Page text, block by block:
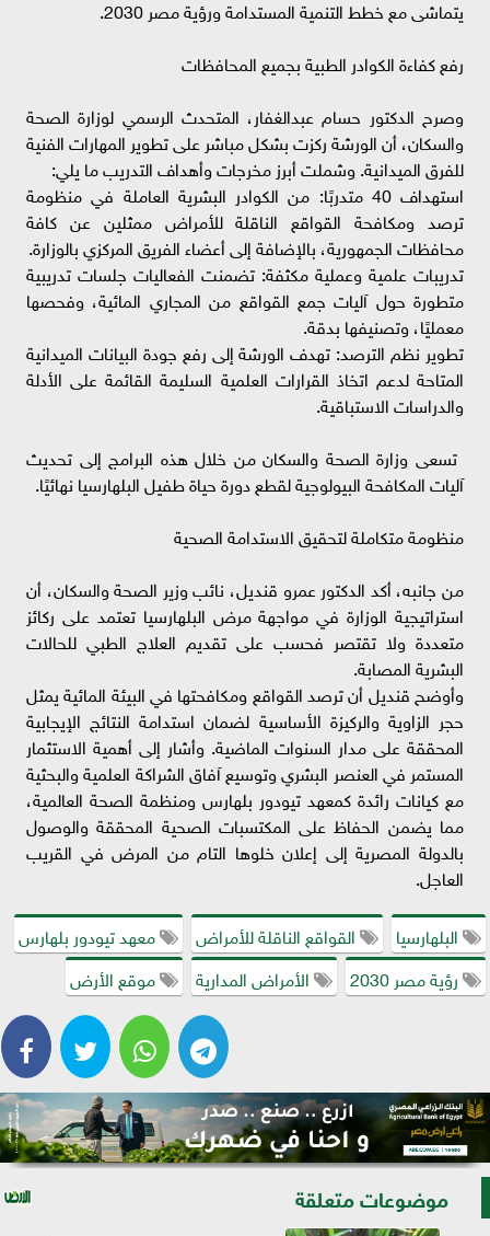
يتماشى مع خطط التنمية المستدامة ورؤية مصر 2030.
​رفع كفاءة الكوادر الطبية بجميع المحافظات
​وصرح الدكتور حسام عبدالغفار، المتحدث الرسمي لوزارة الصحة
والسكان، أن الورشة ركزت بشكل مباشر على تطوير المهارات الفنية
للفرق الميدانية. وشملت أبرز مخرجات وأهداف التدريب ما يلي:
​استهداف 40 متدربًا: من الكوادر البشرية العاملة في منظومة
ترصد ومكافحة القواقع الناقلة للأمراض ممثلين عن كافة
محافظات الجمهورية، بالإضافة إلى أعضاء الفريق المركزي بالوزارة.
​تدريبات علمية وعملية مكثفة: تضمنت الفعاليات جلسات تدريبية
متطورة حول آليات جمع القواقع من المجاري المائية، وفحصها
معمليًا، وتصنيفها بدقة.
​تطوير نظم الترصد: تهدف الورشة إلى رفع جودة البيانات الميدانية
المتاحة لدعم اتخاذ القرارات العلمية السليمة القائمة على الأدلة
والدراسات الاستباقية.
​ تسعى وزارة الصحة والسكان من خلال هذه البرامج إلى تحديث
آليات المكافحة البيولوجية لقطع دورة حياة طفيل البلهارسيا نهائيًا.
​منظومة متكاملة لتحقيق الاستدامة الصحية
​من جانبه، أكد الدكتور عمرو قنديل، نائب وزير الصحة والسكان، أن
استراتيجية الوزارة في مواجهة مرض البلهارسيا تعتمد على ركائز
متعددة ولا تقتصر فحسب على تقديم العلاج الطبي للحالات
البشرية المصابة.
​وأوضح قنديل أن ترصد القواقع ومكافحتها في البيئة المائية يمثل
حجر الزاوية والركيزة الأساسية لضمان استدامة النتائج الإيجابية
المحققة على مدار السنوات الماضية. وأشار إلى أهمية الاستثمار
المستمر في العنصر البشري وتوسيع آفاق الشراكة العلمية والبحثية
مع كيانات رائدة كمعهد تيودور بلهارس ومنظمة الصحة العالمية،
مما يضمن الحفاظ على المكتسبات الصحية المحققة والوصول
بالدولة المصرية إلى إعلان خلوها التام من المرض في القريب
العاجل.
البلهارسيا
القواقع الناقلة للأمراض
معهد تيودور بلهارس
رؤية مصر 2030
الأمراض المدارية موقع الأرض
موضوعات متعلقة